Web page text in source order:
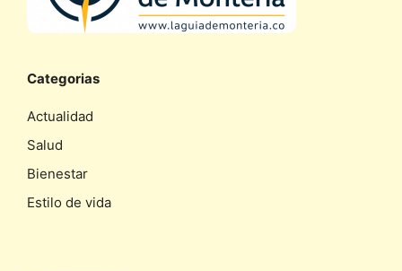
Categorias
Actualidad
Salud
Bienestar
Estilo de vida